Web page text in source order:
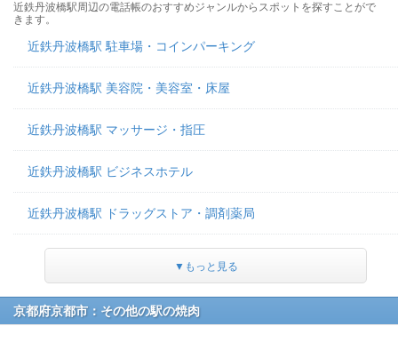
近鉄丹波橋駅周辺の電話帳のおすすめジャンルからスポットを探すことがで
きます。
近鉄丹波橋駅 駐車場・コインパーキング
近鉄丹波橋駅 美容院・美容室・床屋
近鉄丹波橋駅 マッサージ・指圧
近鉄丹波橋駅 ビジネスホテル
近鉄丹波橋駅 ドラッグストア・調剤薬局
▼もっと見る
京都府京都市：その他の駅の焼肉